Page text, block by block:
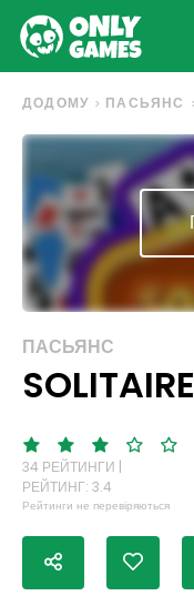
ДОДОМУ ПАСЬЯНС
ПАСЬЯНС
34 РЕЙТИНГИ |
РЕЙТИНГ: 3.4
Рейтинги не перевіряються